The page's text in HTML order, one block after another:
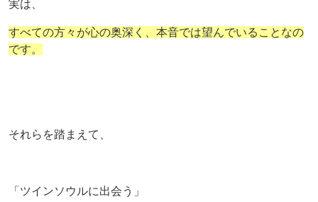
実は、
すべての方々が心の奥深く、本音では望んでいることなの
です。
それらを踏まえて、
「ツインソウルに出会う」